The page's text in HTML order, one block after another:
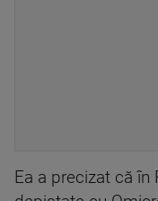
Ea a precizat că